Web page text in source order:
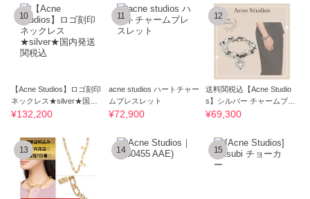
10
【Acne Studios】ロゴ刻印
ネックレス★silver★国内
発送関税込
¥132,200
11
acne studios ハートチャー
ムブレスレット
¥72,900
12
送料関税込【Acne Studio
s】シルバー チャームブレ
スレット
¥69,300
13 14 15